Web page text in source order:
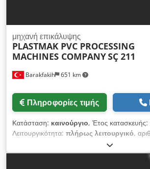
Barakfakih 651 km
μηχανή επικάλυψης
PLASTMAK PVC PROCESSING
MACHINES COMPANYSÇ 211
Πληροφορίες τιμής
Κατάσταση: καινούργιο, Έτος κατασκευής:
Λειτουργικότητα: πλήρως λειτουργικό,
SÇ 211 Alüminyum Pvc Orta
Makinesi ( 2 Bıçak), - Συμμορφώνεται με
Δυνατότητα επικάλυψης των μεσαίων